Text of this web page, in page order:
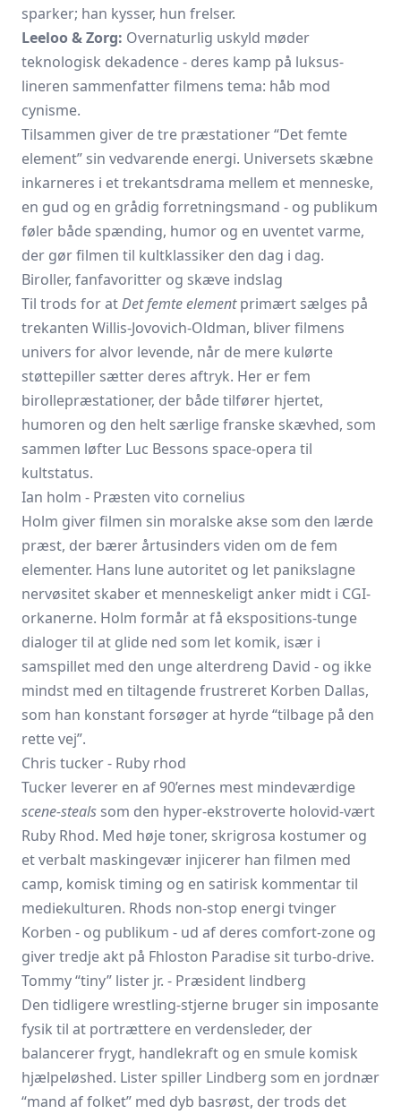
sparker; han kysser, hun frelser.
Leeloo & Zorg: Overnaturlig uskyld møder
teknologisk dekadence - deres kamp på luksus­
lineren sammenfatter filmens tema: håb mod
cynisme.
Tilsammen giver de tre præstationer “Det femte
element” sin vedvarende energi. Universets skæbne
inkarneres i et trekants­drama mellem et menneske,
en gud og en grådig forretnings­mand - og publikum
føler både spænding, humor og en uventet varme,
der gør filmen til kultklassiker den dag i dag.
Biroller, fanfavoritter og skæve indslag
Til trods for atDet femte elementprimært sælges på
trekanten Willis-Jovovich-Oldman, bliver filmens
univers for alvor levende, når de mere kulørte
støttepiller sætter deres aftryk. Her er fem
birollepræstationer, der både tilfører hjertet,
humoren og den helt særlige franske skævhed, som
sammen løfter Luc Bessons space-opera til
kultstatus.
Ian holm - Præsten vito cornelius
Holm giver filmen sin moralske akse som den lærde
præst, der bærer årtusinders viden om de fem
elementer. Hans lune autoritet og let panikslagne
nervøsitet skaber et menneskeligt anker midt i CGI-
orkanerne. Holm formår at få ekspositions-tunge
dialoger til at glide ned som let komik, især i
samspillet med den unge alterdreng David - og ikke
mindst med en tiltagende frustreret Korben Dallas,
som han konstant forsøger at hyrde “tilbage på den
rette vej”.
Chris tucker - Ruby rhod
Tucker leverer en af 90’ernes mest mindeværdige
scene-steals som den hyper-ekstroverte holovid-vært
Ruby Rhod. Med høje toner, skrigrosa kostumer og
et verbalt maskingevær injicerer han filmen med
camp, komisk timing og en satirisk kommentar til
mediekulturen. Rhods non-stop energi tvinger
Korben - og publikum - ud af deres comfort-zone og
giver tredje akt på Fhloston Paradise sit turbo-drive.
Tommy “tiny” lister jr. - Præsident lindberg
Den tidligere wrestling-stjerne bruger sin imposante
fysik til at portrættere en verdensleder, der
balancerer frygt, handlekraft og en smule komisk
hjælpeløshed. Lister spiller Lindberg som en jordnær
“mand af folket” med dyb basrøst, der trods det